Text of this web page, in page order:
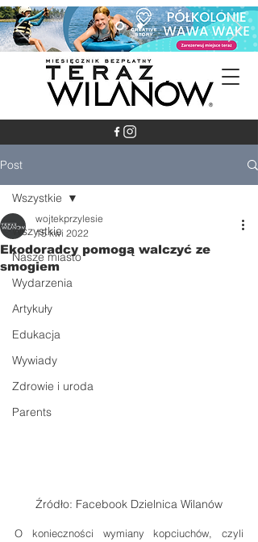
Post
Wszystkie
Nasze miasto
Wydarzenia
Artykuły
Edukacja
Wywiady
Zdrowie i uroda
Parents
Wszystkie
Ekodoradcy pomogą walczyć ze
smogiem
wojtekprzylesie
15 kwi 2022
Źródło: Facebook Dzielnica Wilanów
O konieczności wymiany kopciuchów, czyli